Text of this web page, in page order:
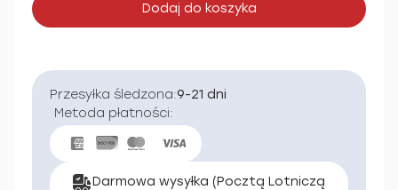
Dodaj do koszyka
Przesyłka śledzona:9-21 dni
Metoda płatności:
Darmowa wysyłka (Pocztą Lotniczą